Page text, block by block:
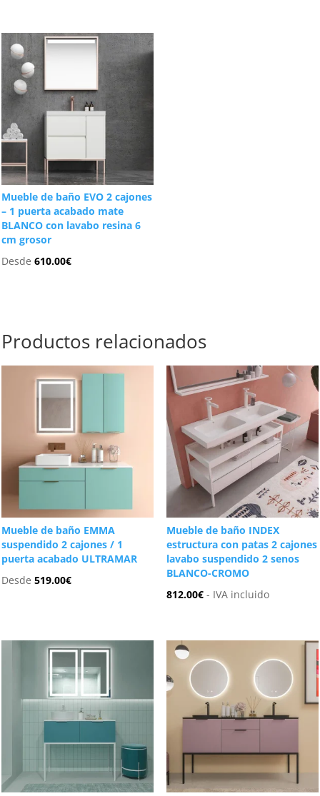
Mueble de baño EVO 2 cajones
– 1 puerta acabado mate
BLANCO con lavabo resina 6
cm grosor
Desde610.00€
Productos relacionados
Mueble de baño EMMA
suspendido 2 cajones / 1
puerta acabado ULTRAMAR
Desde519.00€
Mueble de baño INDEX
estructura con patas 2 cajones
lavabo suspendido 2 senos
BLANCO-CROMO
812.00€ - IVA incluido